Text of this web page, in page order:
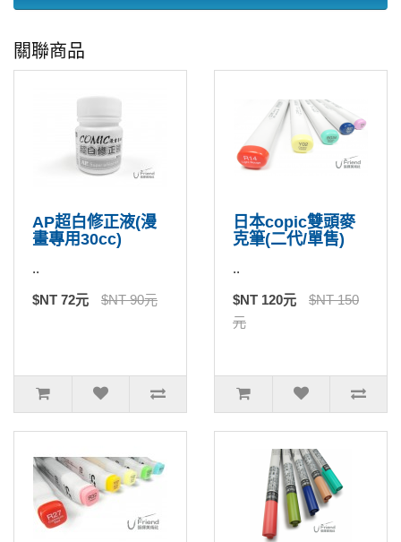
關聯商品
AP超白修正液(漫
畫專用30cc)
..
$NT 72元 $NT 90元
日本copic雙頭麥
克筆(二代/單售)
..
$NT 120元
$NT 150
元